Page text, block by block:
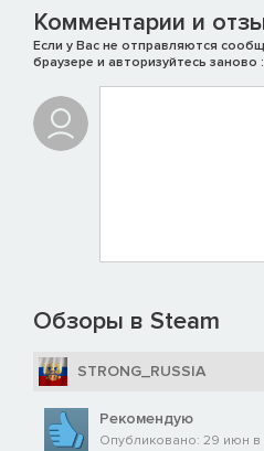
Комментарии и
Если у Вас не отправляются
браузере и авторизуйтесь заново
Обзоры в Steam
STRONG_RUSSIA
Рекомендую
Опубликовано: 29 июн в